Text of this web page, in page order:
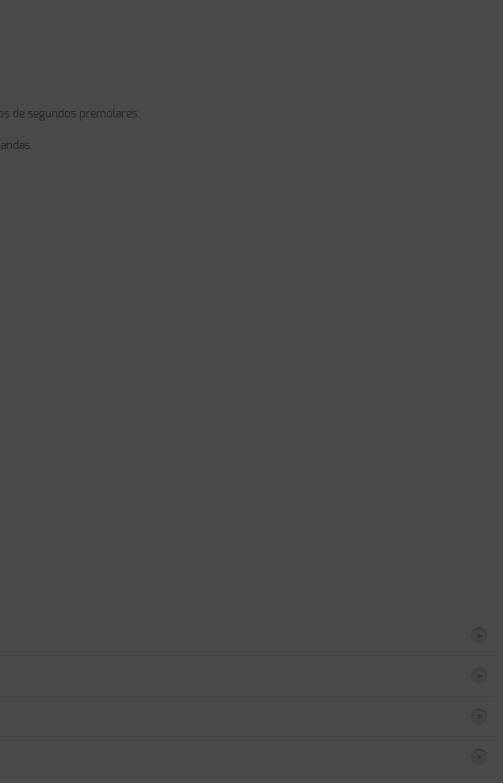
de segundos premolares.